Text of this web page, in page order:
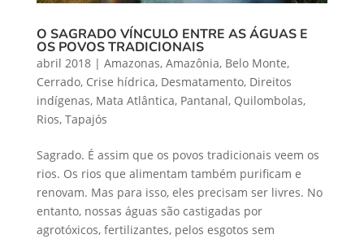
O SAGRADO VÍNCULO ENTRE AS ÁGUAS E
OS POVOS TRADICIONAIS
abril 2018| Amazonas, Amazônia, Belo Monte,
Cerrado, Crise hídrica, Desmatamento, Direitos
indígenas, Mata Atlântica, Pantanal, Quilombolas,
Rios, Tapajós
Sagrado. É assim que os povos tradicionais veem os
rios. Os rios que alimentam também purificam e
renovam. Mas para isso, eles precisam ser livres. No
entanto, nossas águas são castigadas por
agrotóxicos, fertilizantes, pelos esgotos sem